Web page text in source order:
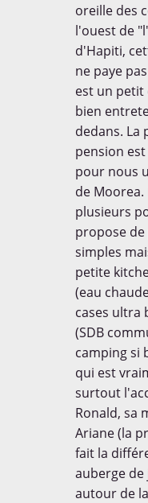
oreille des
l'ouest de
d'Hapiti,
ne paye
est un petit
bien
dedans. La
pension
pour nous
de
plusieurs
propose
simples
petite
(eau
cases ultra
(SDB
camping si
qui est
surtout
Ronald, sa
Ariane (la
fait la
auberge de
autour de